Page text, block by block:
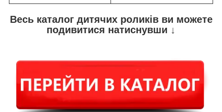
Весь каталог дитячих роликів ви можете
подивитися натиснувши ↓